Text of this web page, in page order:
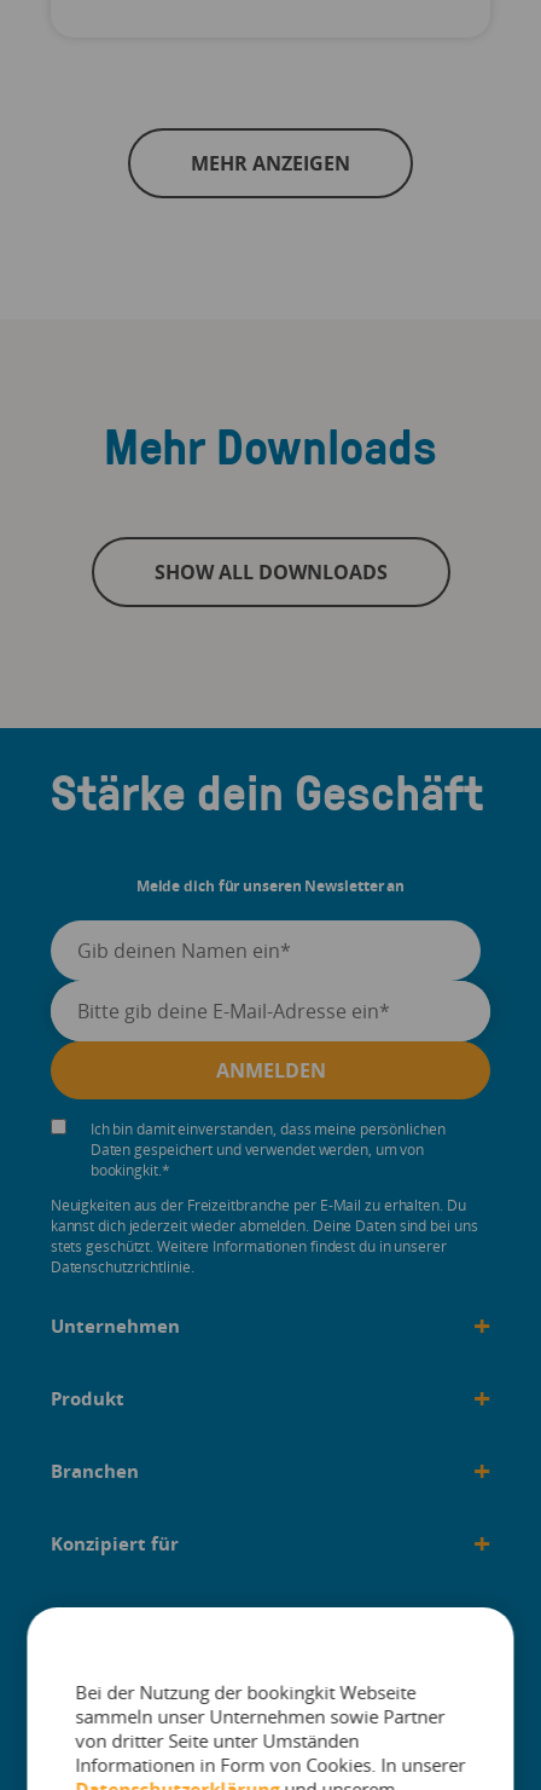
MEHR ANZEIGEN
Mehr Downloads
SHOW ALL DOWNLOADS
Stärke dein Geschäft
Melde dich für unseren Newsletter an
Ich bin damit einverstanden, dass meine persönlichen
Daten gespeichert und verwendet werden, um von
bookingkit.*
Neuigkeiten aus der Freizeitbranche per E-Mail zu erhalten. Du
kannst dich jederzeit wieder abmelden. Deine Daten sind bei uns
stets geschützt. Weitere Informationen findest du in unserer
Datenschutzrichtlinie.
The One Platform for Attractions. Sell
Unternehmen +
Produkt +
Branchen +
Konzipiert für +
Anleitungen +
Bei der Nutzung der bookingkit Webseite
sammeln unser Unternehmen sowie Partner
von dritter Seite unter Umständen
Informationen in Form von Cookies. In unserer